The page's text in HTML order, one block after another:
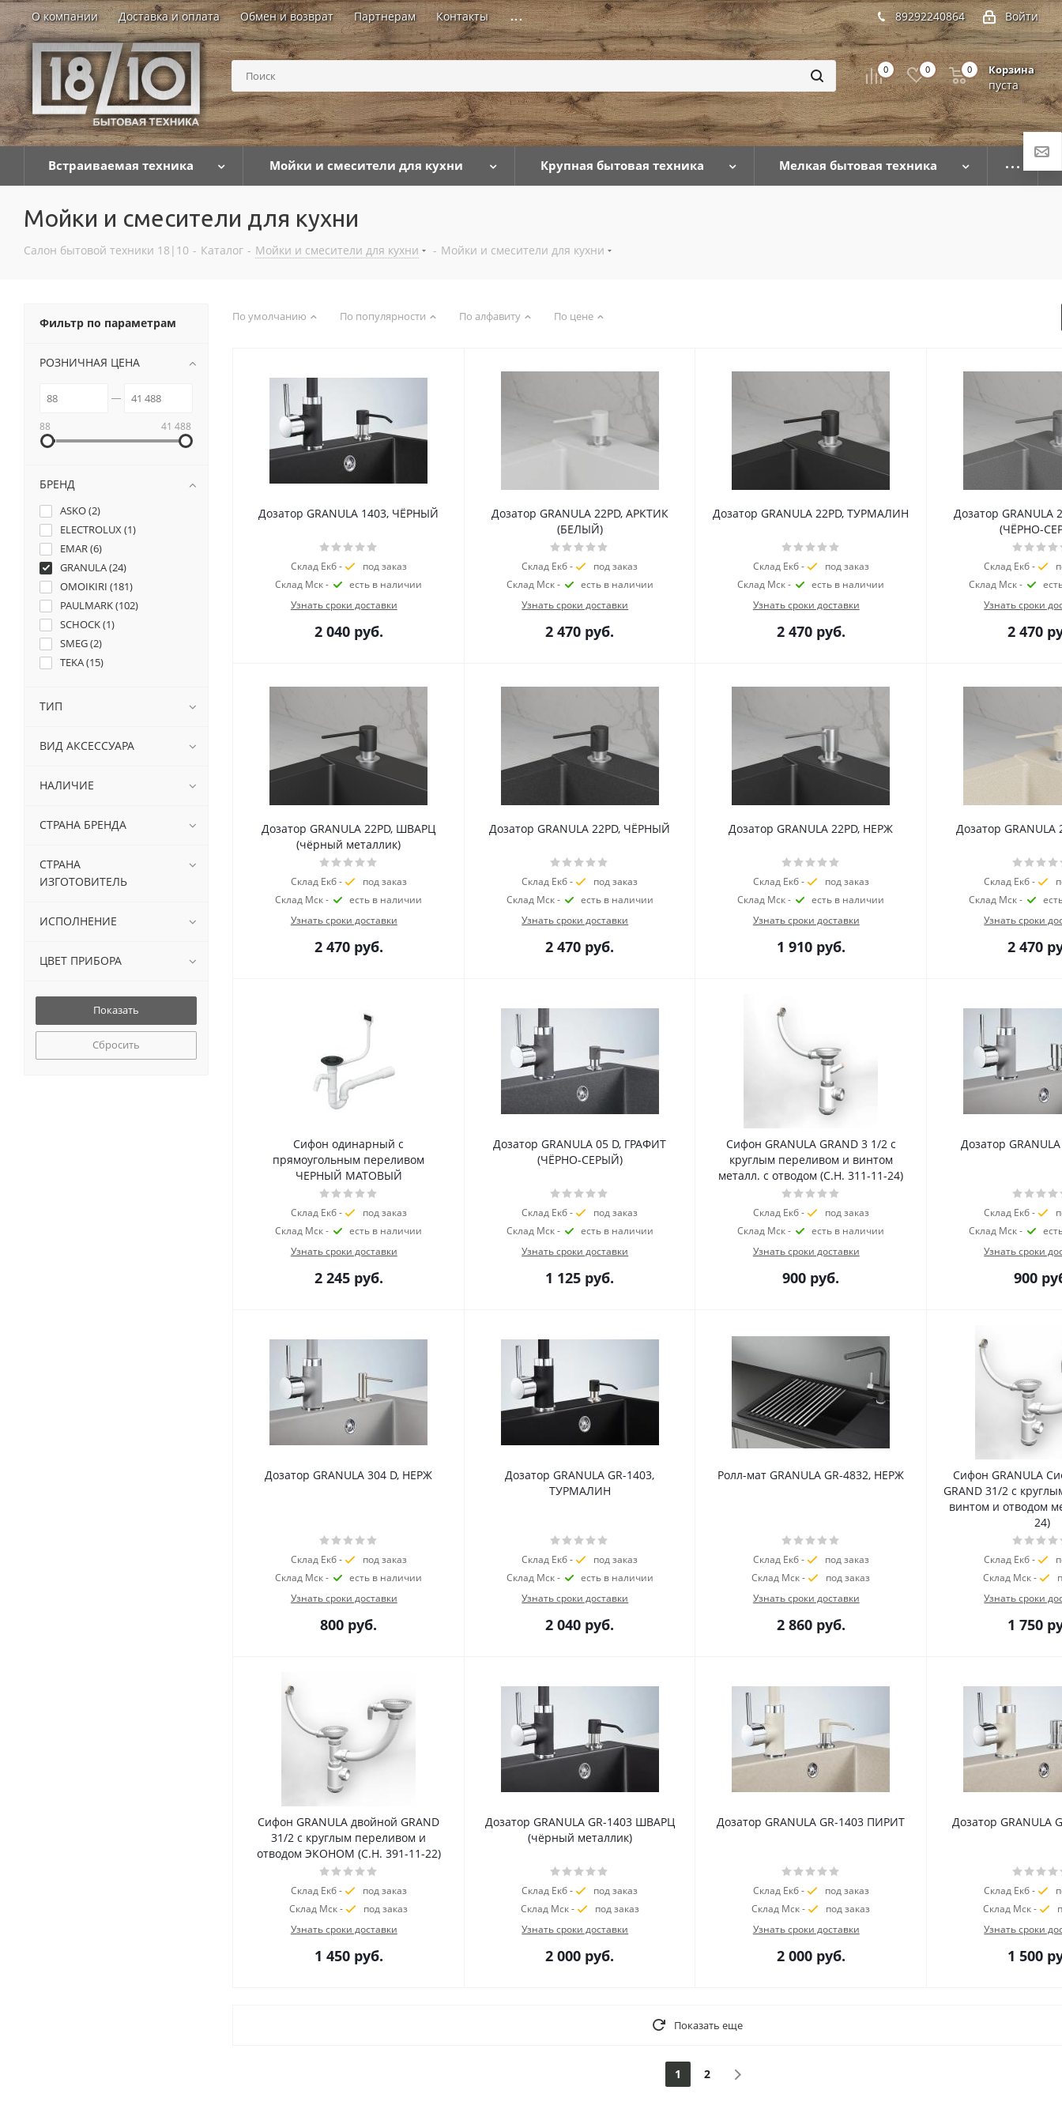
О компании Доставка и оплата Обмен и возврат Партнерам Контакты ... Войти
89292240864
0 0 Корзина
пуста
0
Встраиваемая техника Мойки и смесители для кухни Крупная бытовая техника Мелкая бытовая техника
Мойки и смесители для кухни
Салон бытовой техники 18|10 - Каталог - Мойки и смесители для кухни - Мойки и смесители для кухни
По умолчанию По популярности По алфавиту По цене
Дозатор GRANULA 1403, ЧЁРНЫЙ
Склад Екб -
под заказ
Склад Мск -
есть в наличии
Узнать сроки доставки
2 040руб.
Дозатор GRANULA 22PD, АРКТИК
(БЕЛЫЙ)
Склад Екб -
под заказ
Склад Мск -
есть в наличии
Узнать сроки доставки
2 470 руб.
Дозатор GRANULA 22PD, ТУРМАЛИН
Склад Екб -
под заказ
Склад Мск -
есть в наличии
Узнать сроки доставки
2 470руб.
Дозатор GRANULA
(ЧЁРНО-
Склад Екб -
Склад Мск -
Узнать сроки
2 470
Дозатор GRANULA 22PD, ШВАРЦ
(чёрный металлик)
Склад Екб -
под заказ
Склад Мск -
есть в наличии
Узнать сроки доставки
2 470руб.
Дозатор GRANULA 22PD, ЧЁРНЫЙ
Склад Екб -
под заказ
Склад Мск -
есть в наличии
Узнать сроки доставки
2 470 руб.
Дозатор GRANULA 22PD, НЕРЖ
Склад Екб -
под заказ
Склад Мск -
есть в наличии
Узнать сроки доставки
1 910руб.
Дозатор
Склад Екб -
Склад Мск -
Узнать сроки
2 470
Сифон одинарный с
прямоугольным переливом
ЧЕРНЫЙ МАТОВЫЙ
Склад Екб -
под заказ
Склад Мск -
есть в наличии
Узнать сроки доставки
2 245руб.
Дозатор GRANULA 05 D, ГРАФИТ
(ЧЁРНО-СЕРЫЙ)
Склад Екб -
под заказ
Склад Мск -
есть в наличии
Узнать сроки доставки
1 125 руб.
Сифон GRANULA GRAND 3 1/2 с
круглым переливом и винтом
металл. с отводом (С.Н. 311-11-24)
Склад Екб -
под заказ
Склад Мск -
есть в наличии
Узнать сроки доставки
900 руб.
Дозатор
Склад Екб -
Склад Мск -
Узнать сроки
900
Дозатор GRANULA 304 D, НЕРЖ
Склад Екб -
под заказ
Склад Мск -
есть в наличии
Узнать сроки доставки
800 руб.
Дозатор GRANULA GR-1403,
ТУРМАЛИН
Склад Екб -
под заказ
Склад Мск -
есть в наличии
Узнать сроки доставки
2 040 руб.
Ролл-мат GRANULA GR-4832, НЕРЖ
Склад Екб -
под заказ
Склад Мск -
под заказ
Узнать сроки доставки
2 860руб.
Сифон GRANULA
GRAND 31/2 с
винтом и отводом
24)
Склад Екб -
Склад Мск -
Узнать сроки
1 750
Сифон GRANULA двойной GRAND
31/2 с круглым переливом и
отводом ЭКОНОМ (С.Н. 391-11-22)
Склад Екб -
под заказ
Склад Мск -
под заказ
Узнать сроки доставки
1 450руб.
Дозатор GRANULA GR-1403 ШВАРЦ
(чёрный металлик)
Склад Екб -
под заказ
Склад Мск -
под заказ
Узнать сроки доставки
2 000 руб.
Дозатор GRANULA GR-1403 ПИРИТ
Склад Екб -
под заказ
Склад Мск -
под заказ
Узнать сроки доставки
2 000руб.
Дозатор GRANULA
Склад Екб -
Склад Мск -
Узнать сроки
1 500
Показать еще
1 2
Фильтр по параметрам
РОЗНИЧНАЯ ЦЕНА
88 41 488
БРЕНД
ASKO (2)
ELECTROLUX (1)
EMAR (6)
GRANULA (24)
OMOIKIRI (181)
PAULMARK (102)
SCHOCK (1)
SMEG (2)
TEKA (15)
ТИП
ВИД АКСЕССУАРА
НАЛИЧИЕ
СТРАНА БРЕНДА
СТРАНА
ИЗГОТОВИТЕЛЬ
ИСПОЛНЕНИЕ
ЦВЕТ ПРИБОРА
Сбросить